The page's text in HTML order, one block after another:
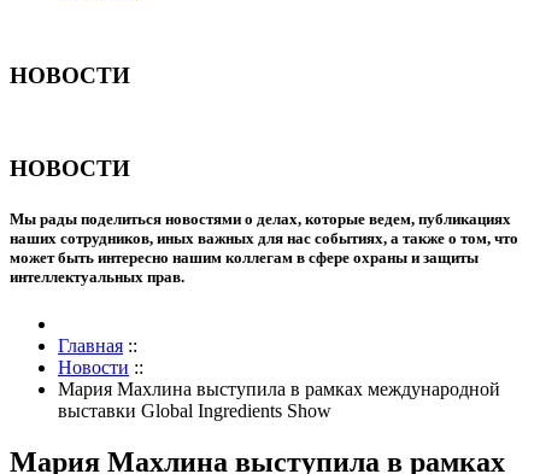
НОВОСТИ
НОВОСТИ
Мы рады поделиться новостями о делах, которые ведем, публикациях
наших сотрудников, иных важных для нас событиях, а также о том, что
может быть интересно нашим коллегам в сфере охраны и защиты
интеллектуальных прав.
Главная ::
Новости ::
Мария Махлина выступила в рамках международной
выставки Global Ingredients Show
Мария Махлина выступила в рамках